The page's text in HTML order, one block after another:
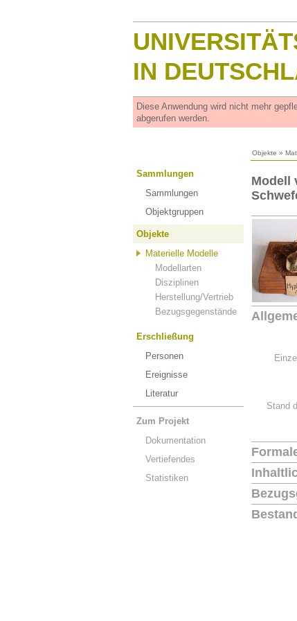
IN
Diese Anwendung wird nicht mehr
abgerufen werden.
Objekte »
Sammlungen
Sammlungen
Objektgruppen
Objekte
Materielle Modelle
Modellarten
Disziplinen
Herstellung/Vertrieb
Bezugsgegenstände
Erschließung
Personen
Ereignisse
Literatur
Zum Projekt
Dokumentation
Vertiefendes
Statistiken
Modell
Stand